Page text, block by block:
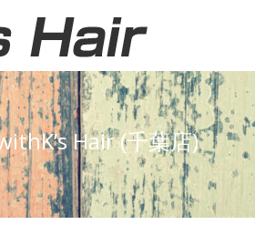
Hair (千葉店)